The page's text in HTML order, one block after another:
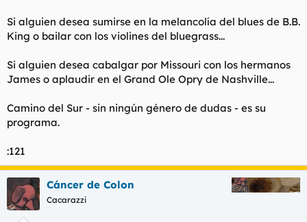
Si alguien desea sumirse en la melancolía del blues de B.B.
King o bailar con los violines del bluegrass...
Si alguien desea cabalgar por Missouri con los hermanos
James o aplaudir en el Grand Ole Opry de Nashville...
Camino del Sur - sin ningún género de dudas - es su
programa.
:121
Cáncer de Colon
Cacarazzi